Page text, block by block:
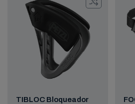
TIBLOC Bloqueador